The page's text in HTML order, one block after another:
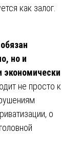
как залог.
но и
экономически
не просто к
о